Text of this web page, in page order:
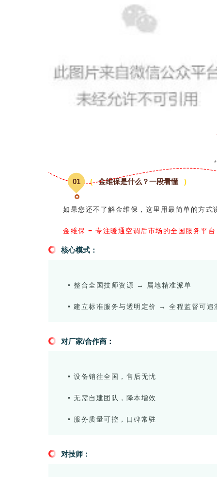
( 金维保是什么？一段看懂 )
01
如果您还不了解金维保，这里用最简单的方式
金维保 = 专注暖通空调后市场的全国服务平台
核心模式：
• 整合全国技师资源 → 属地精准派单
• 建立标准服务与透明定价 → 全程监督可追
对厂家/合作商：
• 设备销往全国，售后无忧
• 无需自建团队，降本增效
• 服务质量可控，口碑常驻
对技师：